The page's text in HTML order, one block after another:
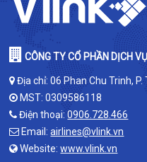
CÔNG TY CỔ PHẦN DỊCH
Địa chỉ: 06 Phan Chu Trinh, P.
MST: 0309586118
Điện thoại:0906.728.466
Email:airlines@vlink.vn
Website:www.vlink.vn